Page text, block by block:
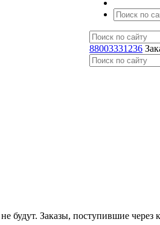
88003331236
будут. Заказы, поступившие